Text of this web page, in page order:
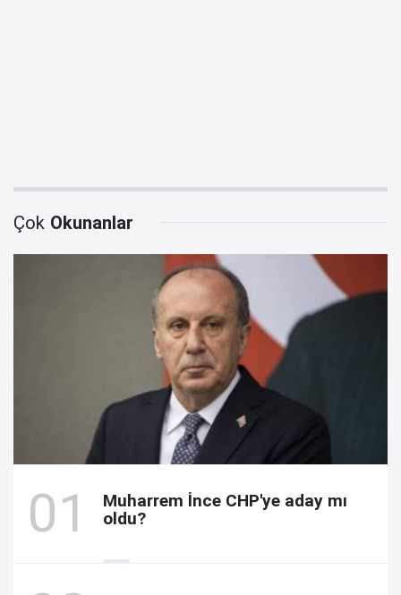
Çok Okunanlar
Muharrem İnce CHP'ye aday mı
oldu?